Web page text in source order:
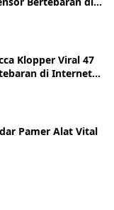
Klopper Viral 47
di Internet,
Pamer Alat Vital